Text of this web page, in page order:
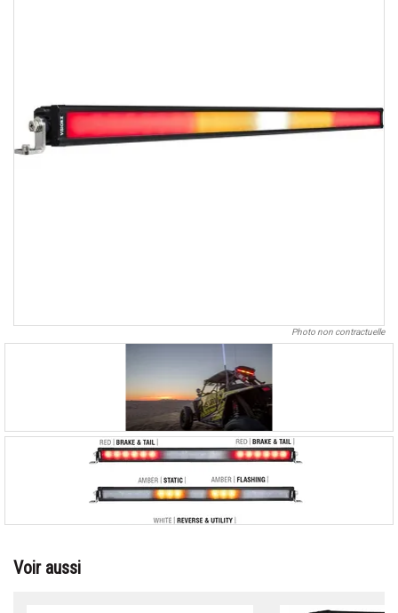
Photo non contractuelle
Voir aussi